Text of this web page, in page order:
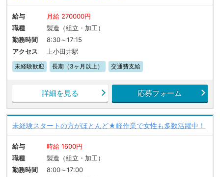
給与
月給 270000円
職種
製造（組立・加工）
勤務時間
8:30～17:15
アクセス
上小田井駅
未経験歓迎 長期（3ヶ月以上） 交通費支給
詳細を見る 応募フォーム
未経験スタートの方がほとんど★軽作業で女性も多数活躍中！
給与
時給 1600円
職種
製造（組立・加工）
勤務時間
8:00～17:00